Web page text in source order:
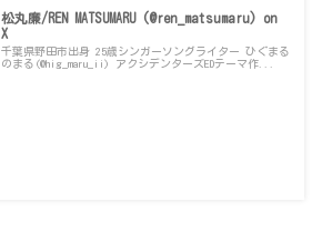
松丸廉/REN MATSUMARU (@ren_matsumaru) on
X
千葉県野田市出身 25歳シンガーソングライター ひぐまる
のまる(@hig_maru_ii) アクシデンターズEDテーマ作...